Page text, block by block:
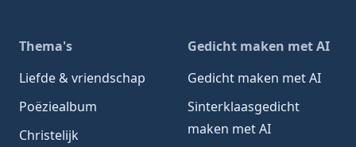
Thema's
Liefde & vriendschap
Poëziealbum
Christelijk
Gedicht maken met AI
Gedicht maken met AI
Sinterklaasgedicht
maken met AI